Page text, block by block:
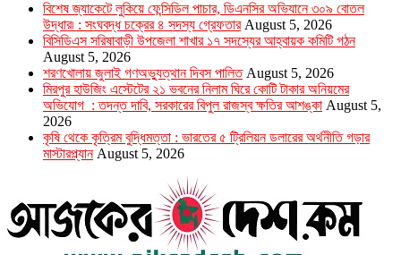
বিশেষ জ্যাকেটে লুকিয়ে ফেন্সিডিল পাচার, ডিএনসির অভিযানে ৩০৯ বোতল
উদ্ধার৷ : সংঘবদ্ধ চক্রের ৪ সদস্য গ্রেফতার August 5, 2026
বিসিডিএস সরিষাবাড়ী উপজেলা শাখার ১৭ সদস্যের আহ্বায়ক কমিটি গঠন
August 5, 2026
শরণখোলায় জুলাই গণঅভ্যুত্থান দিবস পালিত August 5, 2026
মিরপুর হাউজিং এস্টেটের ২১ ভবনের নিলাম ঘিরে কোটি টাকার অনিয়মের
অভিযোগ : তদন্ত দাবি, সরকারের বিপুল রাজস্ব ক্ষতির আশঙ্কা August 5,
2026
কৃষি থেকে কৃত্রিম বুদ্ধিমত্তা : ভারতের ৫ ট্রিলিয়ন ডলারের অর্থনীতি গড়ার
মাস্টারপ্ল্যান August 5, 2026